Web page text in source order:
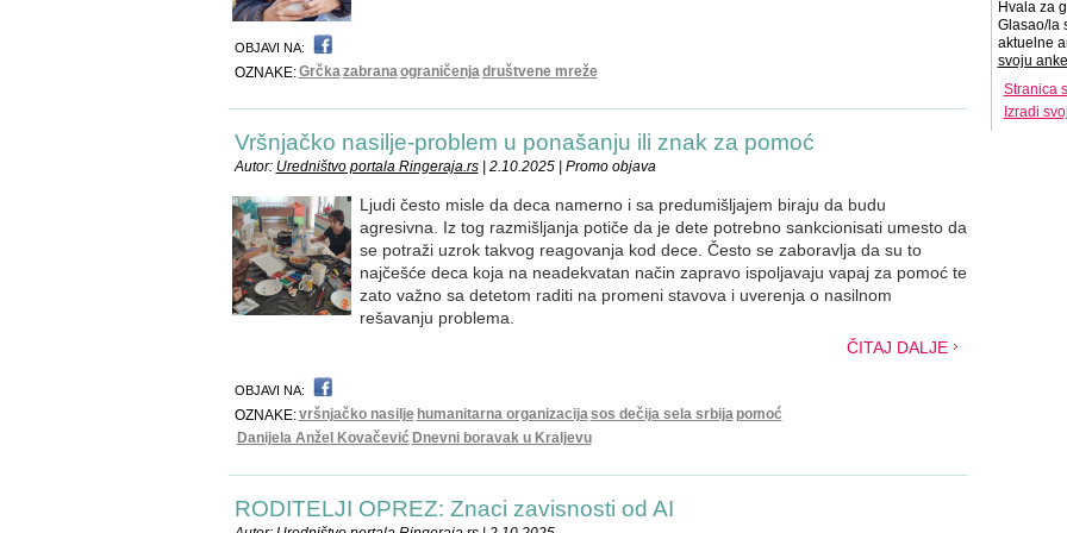
OBJAVI NA:
OZNAKE:Grčkazabranaograničenjadruštvene mreže
Vršnjačko nasilje-problem u ponašanju ili znak za pomoć
Autor: Uredništvo portala Ringeraja.rs| 2.10.2025 | Promo objava
Ljudi često misle da deca namerno i sa predumišljajem biraju da budu
agresivna. Iz tog razmišljanja potiče da je dete potrebno sankcionisati umesto da
se potraži uzrok takvog reagovanja kod dece. Često se zaboravlja da su to
najčešće deca koja na neadekvatan način zapravo ispoljavaju vapaj za pomoć te
zato važno sa detetom raditi na promeni stavova i uverenja o nasilnom
rešavanju problema.
ČITAJ DALJE
OBJAVI NA:
OZNAKE:vršnjačko nasilje humanitarna organizacijasos dečija sela srbija pomoć
Danijela Anžel Kovačević Dnevni boravak u Kraljevu
RODITELJI OPREZ: Znaci zavisnosti od AI
Hvala za
Glasao/la
aktuelne
svoju
Stranica
Izradi